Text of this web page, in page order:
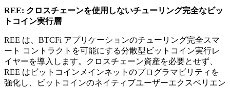
REE: クロスチェーンを使用しないチューリング完全なビッ
トコイン実行層
REE は、BTCFi アプリケーションのチューリング完全スマ
ート コントラクトを可能にする分散型ビットコイン実行レ
イヤーを導入します。クロスチェーン資産を必要とせず、
REE はビットコインメインネットのプログラマビリティを
強化し、ビットコインのネイティブユーザーエクスペリエン